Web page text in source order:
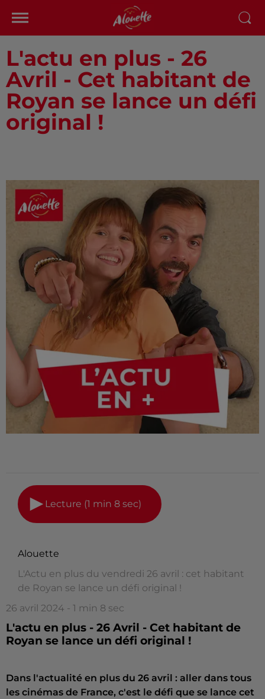
L'actu en plus - 26
Avril - Cet habitant de
Royan se lance un défi
original !
Lecture (1 min 8 sec)
Alouette
L'Actu en plus du vendredi 26 avril : cet habitant
de Royan se lance un défi original !
26 avril 2024 - 1 min 8 sec
L'actu en plus - 26 Avril - Cet habitant de
Royan se lance un défi original !
Dans l'actualité en plus du 26 avril : aller dans tous
les cinémas de France, c'est le défi que se lance cet